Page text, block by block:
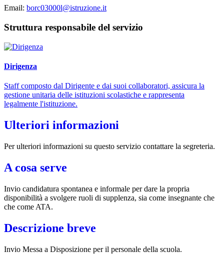
Email: borc03000l@istruzione.it
Struttura responsabile del servizio
Dirigenza
Staff composto dal Dirigente e dai suoi collaboratori, assicura la
gestione unitaria delle istituzioni scolastiche e rappresenta
legalmente l'istituzione.
Ulteriori informazioni
Per ulteriori informazioni su questo servizio contattare la segreteria.
A cosa serve
Invio candidatura spontanea e informale per dare la propria
disponibilità a svolgere ruoli di supplenza, sia come insegnante che
che come ATA.
Descrizione breve
Invio Messa a Disposizione per il personale della scuola.